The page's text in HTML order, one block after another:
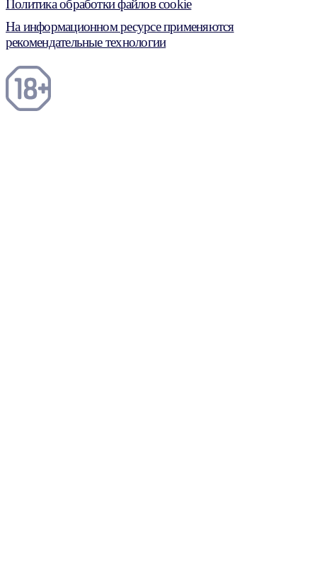
Политика обработки файлов cookie
На информационном ресурсе применяются
рекомендательные технологии